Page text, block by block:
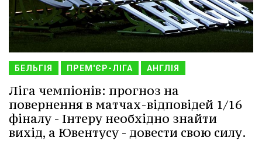
БЕЛЬГІЯ ПРЕМ'ЄР-ЛІГА АНГЛІЯ
Ліга чемпіонів: прогноз на
повернення в матчах-відповідей 1/16
фіналу - Інтеру необхідно знайти
вихід, а Ювентусу - довести свою силу.